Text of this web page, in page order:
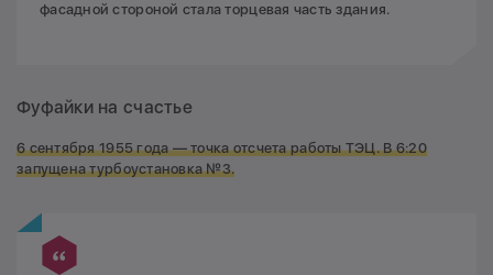
фасадной стороной стала торцевая часть здания.
Фуфайки на счастье
6 сентября 1955 года — точка отсчета работы ТЭЦ. В 6:20
запущена турбоустановка №3.